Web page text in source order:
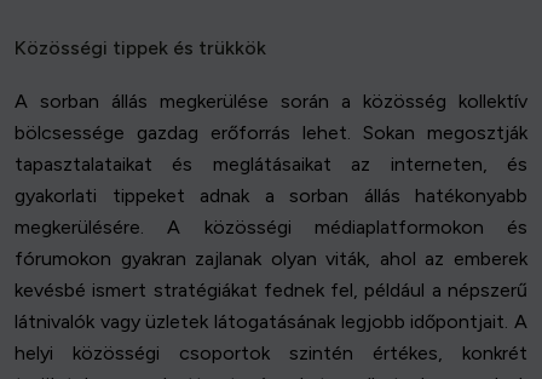
Közösségi tippek és trükkök
A sorban állás megkerülése során a közösség kollektív
bölcsessége gazdag erőforrás lehet. Sokan megosztják
tapasztalataikat és meglátásaikat az interneten, és
gyakorlati tippeket adnak a sorban állás hatékonyabb
megkerülésére. A közösségi médiaplatformokon és
fórumokon gyakran zajlanak olyan viták, ahol az emberek
kevésbé ismert stratégiákat fednek fel, például a népszerű
látnivalók vagy üzletek látogatásának legjobb időpontjait. A
helyi közösségi csoportok szintén értékes, konkrét